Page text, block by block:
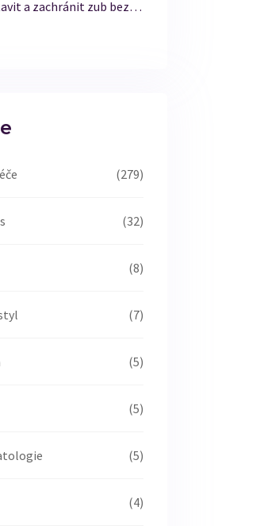
a zachránit zub bez
(279)
(32)
(8)
(7)
(5)
(5)
(5)
(4)